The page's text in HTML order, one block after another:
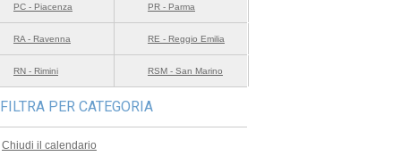
PC - Piacenza PR - Parma
RA - Ravenna RE - Reggio Emilia
RN - Rimini RSM - San Marino
FILTRA PER CATEGORIA
Chiudi il calendario